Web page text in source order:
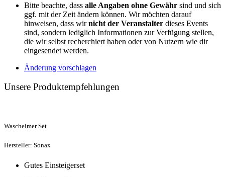
Bitte beachte, dass alle Angaben ohne Gewähr sind und sich
ggf. mit der Zeit ändern können. Wir möchten darauf
hinweisen, dass wirnicht der Veranstalter dieses Events
sind, sondern lediglich Informationen zur Verfügung stellen,
die wir selbst recherchiert haben oder von Nutzern wie dir
eingesendet werden.
Änderung vorschlagen
Unsere Produktempfehlungen
Wascheimer Set
Hersteller: Sonax
Gutes Einsteigerset